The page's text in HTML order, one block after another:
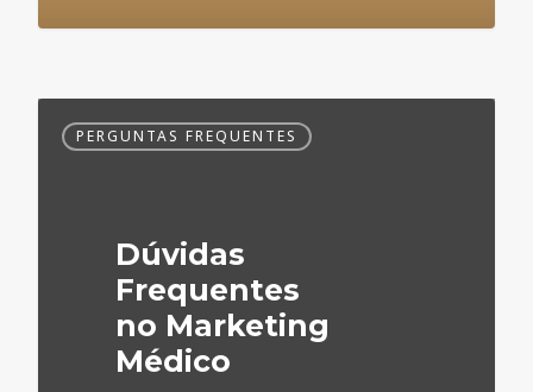
Frequentes
PERGUNTAS FREQUENTES
Dúvidas
Frequentes
no Marketing
Médico